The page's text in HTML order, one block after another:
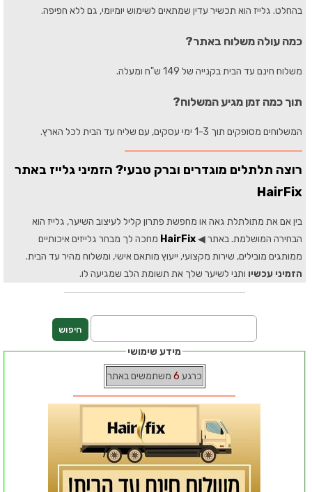
בהחלט. גלייז הוא תכשיר עדין שמתאים לשימוש יומיומי, גם ללא חפיפה.
כמה עולה משלוח באתר?
משלוח חינם עד הבית בקנייה של 149 ש"ח ומעלה.
תוך כמה זמן מגיע המשלוח?
המשלוחים מסופקים תוך 1-3 ימי עסקים, עם שליח עד הבית לכל הארץ.
רוצה תלתלים מוגדרים וברק טבעי? הזמיני גלייז באתר
HairFix
בין אם את מתולתלת גאה או מחפשת פתרון קליל לעיצוב השיער, גלייז הוא
הבחירה המושלמת. באתר ◀HairFix מחכה לך מבחר גלייזים איכותיים
ממותגים מובילים, שירות מקצועי, ייעוץ מותאם אישי, ומשלוח מהיר עד הבית.
הזמיני עכשיו ותני לשיער שלך את תשומת הלב שמגיעה לו.
מידע שימושי
כרגע 6 משתמשים באתר